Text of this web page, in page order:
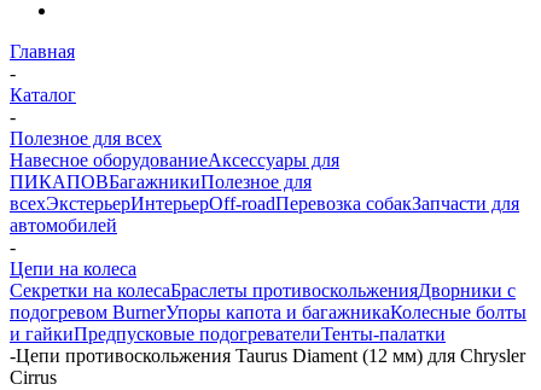
Главная
-
Каталог
-
Полезное для всех
Навесное оборудованиеАксессуары для
ПИКАПОВБагажникиПолезное для
всехЭкстерьерИнтерьерOff-roadПеревозка собакЗапчасти для
автомобилей
-
Цепи на колеса
Секретки на колесаБраслеты противоскольженияДворники с
подогревом BurnerУпоры капота и багажникаКолесные болты
и гайкиПредпусковые подогревателиТенты-палатки
-Цепи противоскольжения Taurus Diament (12 мм) для Chrysler
Cirrus